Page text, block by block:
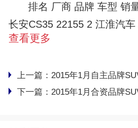
排名 厂商 品牌 车型 销
长安CS35 22155 2 江淮汽车
查看更多
上一篇： 2015年1月自主品牌
下一篇： 2015年1月合资品牌SUV